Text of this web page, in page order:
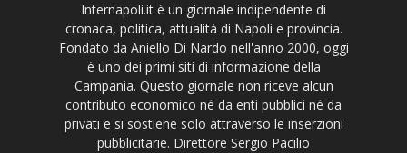
Internapoli.it è un giornale indipendente di
cronaca, politica, attualità di Napoli e provincia.
Fondato da Aniello Di Nardo nell'anno 2000, oggi
è uno dei primi siti di informazione della
Campania. Questo giornale non riceve alcun
contributo economico né da enti pubblici né da
privati e si sostiene solo attraverso le inserzioni
pubblicitarie. Direttore Sergio Pacilio